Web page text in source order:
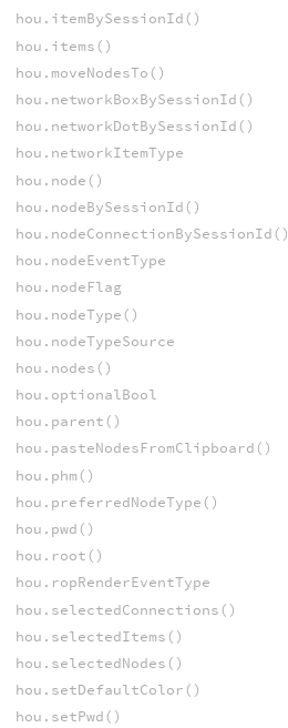
hou.itemBySessionId()
hou.items()
hou.moveNodesTo()
hou.networkBoxBySessionId()
hou.networkDotBySessionId()
hou.networkItemType
hou.node()
hou.nodeBySessionId()
hou.nodeConnectionBySessionId()
hou.nodeEventType
hou.nodeFlag
hou.nodeType()
hou.nodeTypeSource
hou.nodes()
hou.optionalBool
hou.parent()
hou.pasteNodesFromClipboard()
hou.phm()
hou.preferredNodeType()
hou.pwd()
hou.root()
hou.ropRenderEventType
hou.selectedConnections()
hou.selectedItems()
hou.selectedNodes()
hou.setDefaultColor()
hou.setPwd()